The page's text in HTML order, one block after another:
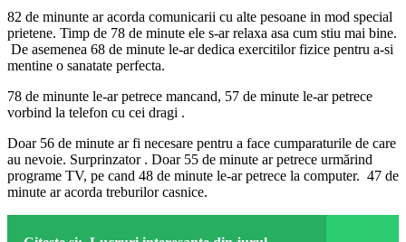
82 de minunte ar acorda comunicarii cu alte pesoane in mod special
prietene. Timp de 78 de minute ele s-ar relaxa asa cum stiu mai bine.
De asemenea 68 de minute le-ar dedica exercitilor fizice pentru a-si
mentine o sanatate perfecta.
78 de minunte le-ar petrece mancand, 57 de minute le-ar petrece
vorbind la telefon cu cei dragi .
Doar 56 de minute ar fi necesare pentru a face cumparaturile de care
au nevoie. Surprinzator . Doar 55 de minute ar petrece urmărind
programe TV, pe cand 48 de minute le-ar petrece la computer. 47 de
minute ar acorda treburilor casnice.